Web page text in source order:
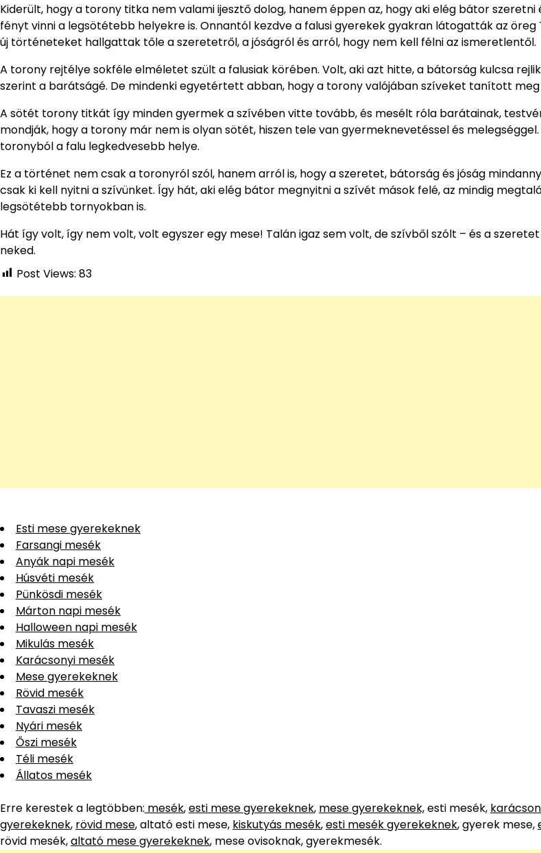
Kiderült, hogy a torony titka nem valami ijesztő dolog, hanem éppen az, hogy aki elég bátor szeretni
fényt vinni a legsötétebb helyekre is. Onnantól kezdve a falusi gyerekek gyakran látogatták az öreg
új történeteket hallgattak tőle a szeretetről, a jóságról és arról, hogy nem kell félni az ismeretlentől.
A torony rejtélye sokféle elméletet szült a falusiak körében. Volt, aki azt hitte, a bátorság kulcsa
szerint a barátságé. De mindenki egyetértett abban, hogy a torony valójában szíveket tanított meg
A sötét torony titkát így minden gyermek a szívében vitte tovább, és mesélt róla barátainak,
mondják, hogy a torony már nem is olyan sötét, hiszen tele van gyermeknevetéssel és
toronyból a falu legkedvesebb helye.
Ez a történet nem csak a toronyról szól, hanem arról is, hogy a szeretet, bátorság és jóság
csak ki kell nyitni a szívünket. Így hát, aki elég bátor megnyitni a szívét mások felé, az mindig
legsötétebb tornyokban is.
Hát így volt, így nem volt, volt egyszer egy mese! Talán igaz sem volt, de szívből szólt – és a
neked.
Post Views: 83
Esti mese gyerekeknek
Farsangi mesék
Anyák napi mesék
Húsvéti mesék
Pünkösdi mesék
Márton napi mesék
Halloween napi mesék
Mikulás mesék
Karácsonyi mesék
Mese gyerekeknek
Rövid mesék
Tavaszi mesék
Nyári mesék
Őszi mesék
Téli mesék
Állatos mesék
Erre kerestek a legtöbben: mesék,esti mese gyerekeknek, mese gyerekeknek,esti mesék,
gyerekeknek, rövid mese, altató esti mese, kiskutyás mesék,esti mesék gyerekeknek, gyerek mese,
rövid mesék,altató mese gyerekeknek, mese ovisoknak, gyerekmesék.